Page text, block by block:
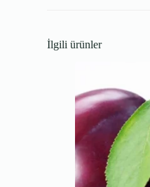
İlgili ürünler